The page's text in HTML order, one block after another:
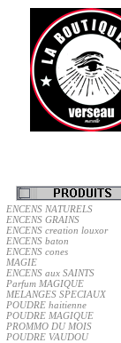
ENCENS NATURELS
ENCENS GRAINS
ENCENS creation louxor
ENCENS baton
ENCENS cones
MAGIE
ENCENS aux SAINTS
Parfum MAGIQUE
MELANGES SPECIAUX
POUDRE haitienne
POUDRE MAGIQUE
PROMMO DU MOIS
POUDRE VAUDOU